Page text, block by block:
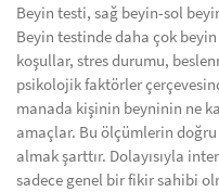
Beyin testi, sağ beyin-sol
Beyin testinde daha çok beyin
koşullar, stres durumu,
psikolojik faktörler
manada kişinin beyninin ne
amaçlar. Bu ölçümlerin
almak şarttır. Dolayısıyla
sadece genel bir fikir sahibi